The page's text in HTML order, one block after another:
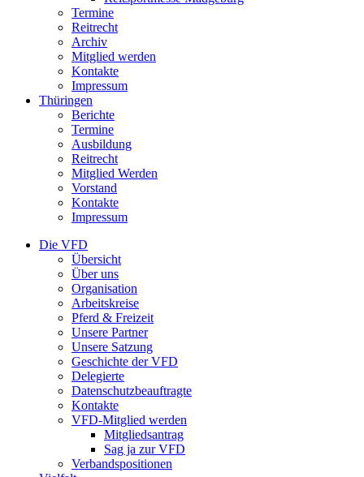
Termine
Reitrecht
Archiv
Mitglied werden
Kontakte
Impressum
Thüringen
Berichte
Termine
Ausbildung
Reitrecht
Mitglied Werden
Vorstand
Kontakte
Impressum
Die VFD
Übersicht
Über uns
Organisation
Arbeitskreise
Pferd & Freizeit
Unsere Partner
Unsere Satzung
Geschichte der VFD
Delegierte
Datenschutzbeauftragte
Kontakte
VFD-Mitglied werden
Mitgliedsantrag
Sag ja zur VFD
Verbandspositionen